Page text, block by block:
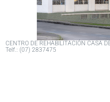
CENTRO DE REHABILITACIÓN CASA
Telf.: (07) 2837475